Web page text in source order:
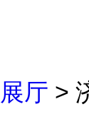
厅 >